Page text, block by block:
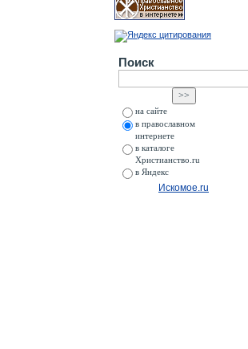
Поиск
на сайте
в православном
интернете
в каталоге
Христианство.ru
в Яндекс
Искомое.ru